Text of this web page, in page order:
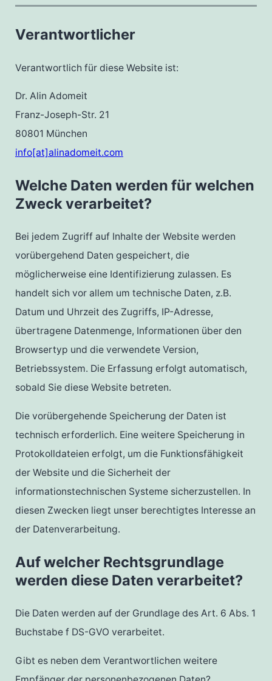
Verantwortlicher
Verantwortlich für diese Website ist:
Dr. Alin Adomeit
Franz-Joseph-Str. 21
80801 München
info[at]alinadomeit.com
Welche Daten werden für welchen
Zweck verarbeitet?
Bei jedem Zugriff auf Inhalte der Website werden
vorübergehend Daten gespeichert, die
möglicherweise eine Identifizierung zulassen. Es
handelt sich vor allem um technische Daten, z.B.
Datum und Uhrzeit des Zugriffs, IP-Adresse,
übertragene Datenmenge, Informationen über den
Browsertyp und die verwendete Version,
Betriebssystem. Die Erfassung erfolgt automatisch,
sobald Sie diese Website betreten.
Die vorübergehende Speicherung der Daten ist
technisch erforderlich. Eine weitere Speicherung in
Protokolldateien erfolgt, um die Funktionsfähigkeit
der Website und die Sicherheit der
informationstechnischen Systeme sicherzustellen. In
diesen Zwecken liegt unser berechtigtes Interesse an
der Datenverarbeitung.
Auf welcher Rechtsgrundlage
werden diese Daten verarbeitet?
Die Daten werden auf der Grundlage des Art. 6 Abs. 1
Buchstabe f DS-GVO verarbeitet.
Gibt es neben dem Verantwortlichen weitere